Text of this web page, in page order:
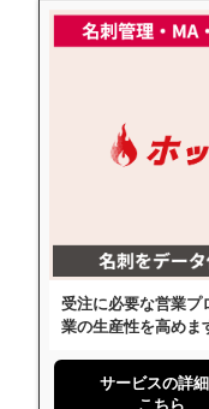
受注に必要な営業プ
業の生産性を高めま
サービスの詳
こちら